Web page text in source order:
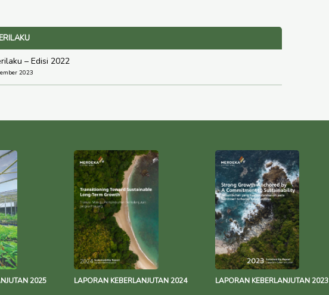
– Edisi 2022
2023
2025 LAPORAN KEBERLANJUTAN 2024 LAPORAN KEBERLANJUTAN 2023